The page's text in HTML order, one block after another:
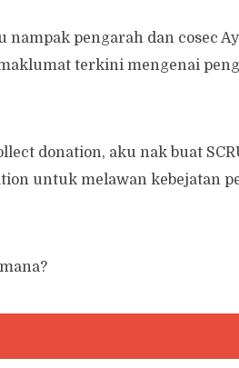
pengarah dan cosec
terkini mengenai
donation, aku nak buat
untuk melawan kebejatan